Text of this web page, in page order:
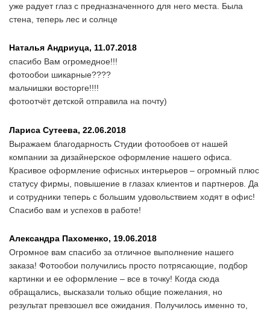
уже радует глаз с предназначенного для него места. Была
стена, теперь лес и солнце
Наталья Андриуца, 11.07.2018
спасибо Вам огромедное!!!
фотообои шикарные????
мальчишки восторге!!!!
фотоотчёт детской отправила на почту)
Лариса Сутеева, 22.06.2018
Выражаем благодарность Студии фотообоев от нашей
компании за дизайнерское оформление нашего офиса.
Красивое оформление офисных интерьеров – огромный плюс
статусу фирмы, повышение в глазах клиентов и партнеров. Да
и сотрудники теперь с большим удовольствием ходят в офис!
Спасибо вам и успехов в работе!
Александра Пахоменко, 19.06.2018
Огромное вам спасибо за отличное выполнение нашего
заказа! Фотообои получились просто потрясающие, подбор
картинки и ее оформление – все в точку! Когда сюда
обращались, высказали только общие пожелания, но
результат превзошел все ожидания. Получилось именно то,